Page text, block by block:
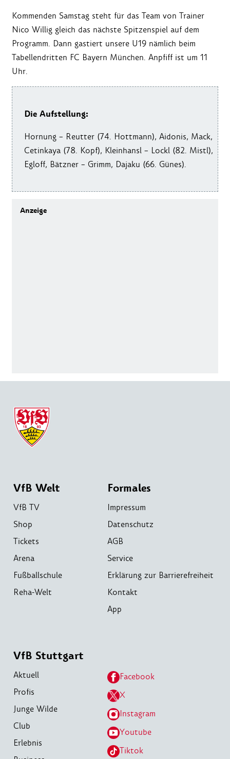
Kommenden Samstag steht für das Team von Trainer
Nico Willig gleich das nächste Spitzenspiel auf dem
Programm. Dann gastiert unsere U19 nämlich beim
Tabellendritten FC Bayern München. Anpfiff ist um 11
Uhr.
Die Aufstellung:
Hornung – Reutter (74. Hottmann), Aidonis, Mack,
Cetinkaya (78. Kopf), Kleinhansl – Lockl (82. Mistl),
Egloff, Bätzner – Grimm, Dajaku (66. Günes).
VfB Welt
VfB TV
Shop
Tickets
Arena
Fußballschule
Reha-Welt
Formales
Impressum
Datenschutz
AGB
Service
Erklärung zur Barrierefreiheit
Kontakt
App
VfB Stuttgart
Aktuell
Profis
Junge Wilde
Club
Erlebnis
Facebook
X
Instagram
Youtube
Tiktok